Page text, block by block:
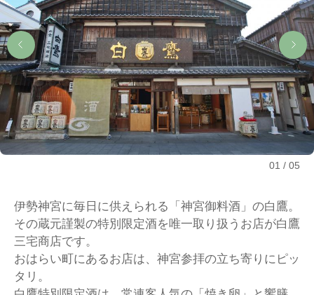
01 05
伊勢神宮に毎日に供えられる「神宮御料酒」の白鷹。
その蔵元謹製の特別限定酒を唯一取り扱うお店が白鷹
三宅商店です。
おはらい町にあるお店は、神宮参拝の立ち寄りにピッ
タリ。